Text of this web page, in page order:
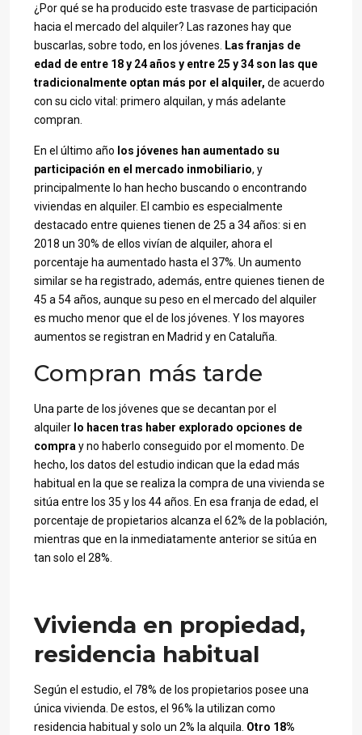
¿Por qué se ha producido este trasvase de participación
hacia el mercado del alquiler? Las razones hay que
buscarlas, sobre todo, en los jóvenes.
Las franjas de
edad de entre 18 y 24 años y entre 25 y 34 son las que
tradicionalmente optan más por el alquiler, de acuerdo
con su ciclo vital: primero alquilan, y más adelante
compran.
En el último año los jóvenes han aumentado su
participación en el mercado inmobiliario, y
principalmente lo han hecho buscando o encontrando
viviendas en alquiler. El cambio es especialmente
destacado entre quienes tienen de 25 a 34 años: si en
2018 un 30% de ellos vivían de alquiler, ahora el
porcentaje ha aumentado hasta el 37%. Un aumento
similar se ha registrado, además, entre quienes tienen de
45 a 54 años, aunque su peso en el mercado del alquiler
es mucho menor que el de los jóvenes. Y los mayores
aumentos se registran en Madrid y en Cataluña.
Compran más tarde
Una parte de los jóvenes que se decantan por el
alquiler lo hacen tras haber explorado opciones de
compra y no haberlo conseguido por el momento. De
hecho, los datos del estudio indican que la edad más
habitual en la que se realiza la compra de una vivienda se
sitúa entre los 35 y los 44 años. En esa franja de edad, el
porcentaje de propietarios alcanza el 62% de la población,
mientras que en la inmediatamente anterior se sitúa en
tan solo el 28%.
Vivienda en propiedad,
residencia habitual
Según el estudio, el 78% de los propietarios posee una
única vivienda. De estos, el 96% la utilizan como
residencia habitual y solo un 2% la alquila. Otro 18%